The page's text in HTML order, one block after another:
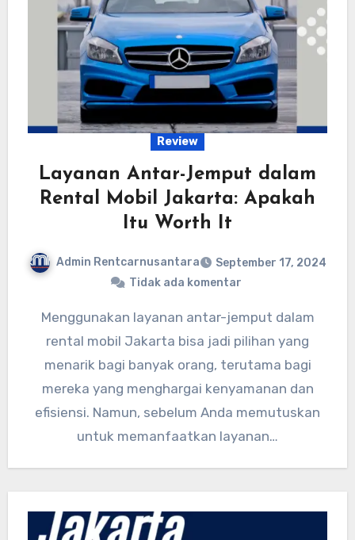
Review
Layanan Antar-Jemput dalam
Rental Mobil Jakarta: Apakah
Itu Worth It
Admin Rentcarnusantara
September 17, 2024
Tidak ada komentar
Menggunakan layanan antar-jemput dalam
rental mobil Jakarta bisa jadi pilihan yang
menarik bagi banyak orang, terutama bagi
mereka yang menghargai kenyamanan dan
efisiensi. Namun, sebelum Anda memutuskan
untuk memanfaatkan layanan…